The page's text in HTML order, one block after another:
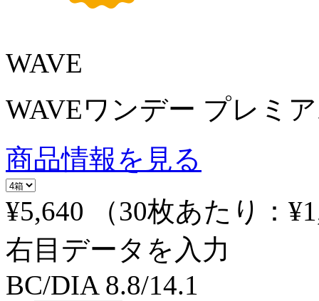
WAVE
WAVEワンデー プレミ
商品情報を見る
¥5,640
（30枚あたり：
右目データを入力
BC/DIA 8.8/14.1